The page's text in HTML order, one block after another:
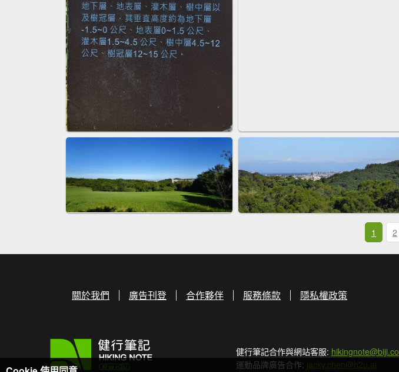
1 2
關於我們 廣告刊登 合作夥伴 服務條款 隱私權政策
健行筆記合作與網站客服: hikingnote@biji.co
運動品牌廣告合作: jacky.chen@h2u.ai